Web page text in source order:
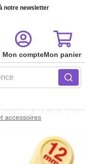
notre newsletter
Mon compteMon panier
accessoires